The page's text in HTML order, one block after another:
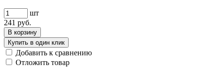
шт
241 руб.
В корзину
Купить в один клик
Добавить к сравнению
Отложить товар